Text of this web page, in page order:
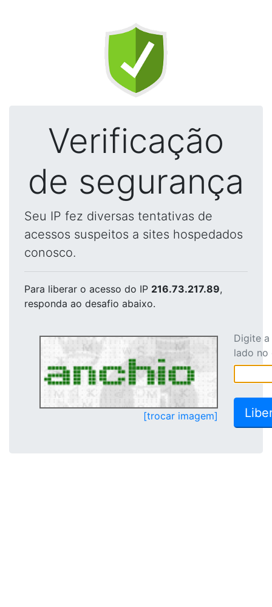
Verificação
de segurança
Seu IP fez diversas tentativas de
acessos suspeitos a sites hospedados
conosco.
Para liberar o acesso do IP 216.73.217.89,
responda ao desafio abaixo.
[trocar imagem]
Digite
lado no